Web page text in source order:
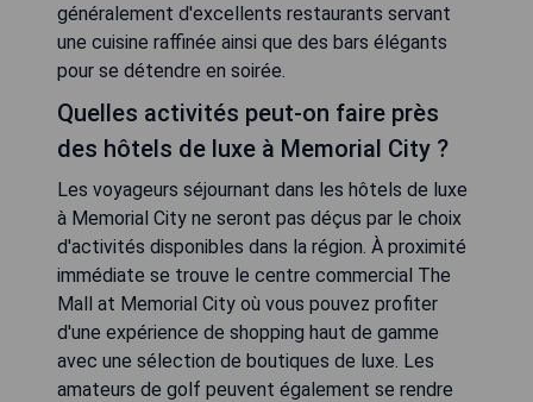
généralement d'excellents restaurants servant
une cuisine raffinée ainsi que des bars élégants
pour se détendre en soirée.
Quelles activités peut-on faire près
des hôtels de luxe à Memorial City ?
Les voyageurs séjournant dans les hôtels de luxe
à Memorial City ne seront pas déçus par le choix
d'activités disponibles dans la région. À proximité
immédiate se trouve le centre commercial The
Mall at Memorial City où vous pouvez profiter
d'une expérience de shopping haut de gamme
avec une sélection de boutiques de luxe. Les
amateurs de golf peuvent également se rendre